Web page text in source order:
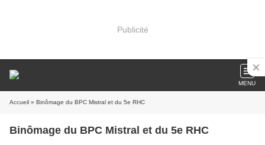
Publicité
MENU
Accueil » Binômage du BPC Mistral et du 5e RHC
Binômage du BPC Mistral et du 5e RHC